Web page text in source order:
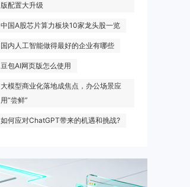
版配置大升级
中国A股芯片算力板块10家龙头股一览
国内人工智能做得最好的企业有哪些
豆包AI网页版怎么使用
大模型商业化落地成焦点，办公场景应
用“尝鲜”
如何应对ChatGPT带来的机遇和挑战?